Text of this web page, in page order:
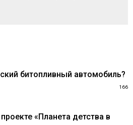
битопливный автомобиль?
166
«Планета детства в